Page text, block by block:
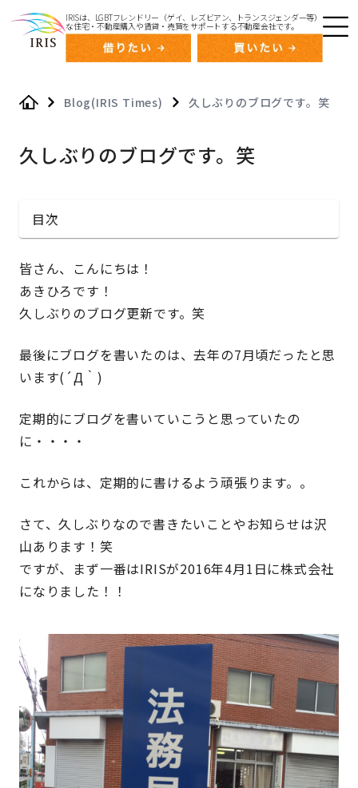
IRISは、LGBTフレンドリー（ゲイ、レズビアン、トランスジェンダー等）
な住宅・不動産購入や賃貸・売買をサポートする不動産会社です。
Blog(IRIS Times) 久しぶりのブログです。笑
久しぶりのブログです。笑
皆さん、こんにちは！
あきひろです！
久しぶりのブログ更新です。笑
最後にブログを書いたのは、去年の7月頃だったと思
います(´Д｀)
定期的にブログを書いていこうと思っていたの
に・・・・
これからは、定期的に書けるよう頑張ります。。
さて、久しぶりなので書きたいことやお知らせは沢
山あります！笑
ですが、まず一番はIRISが2016年4月1日に株式会社
になりました！！
目次